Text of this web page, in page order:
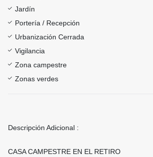
Jardín
Portería / Recepción
Urbanización Cerrada
Vigilancia
Zona campestre
Zonas verdes
Descripción Adicional :
CASA CAMPESTRE EN EL RETIRO